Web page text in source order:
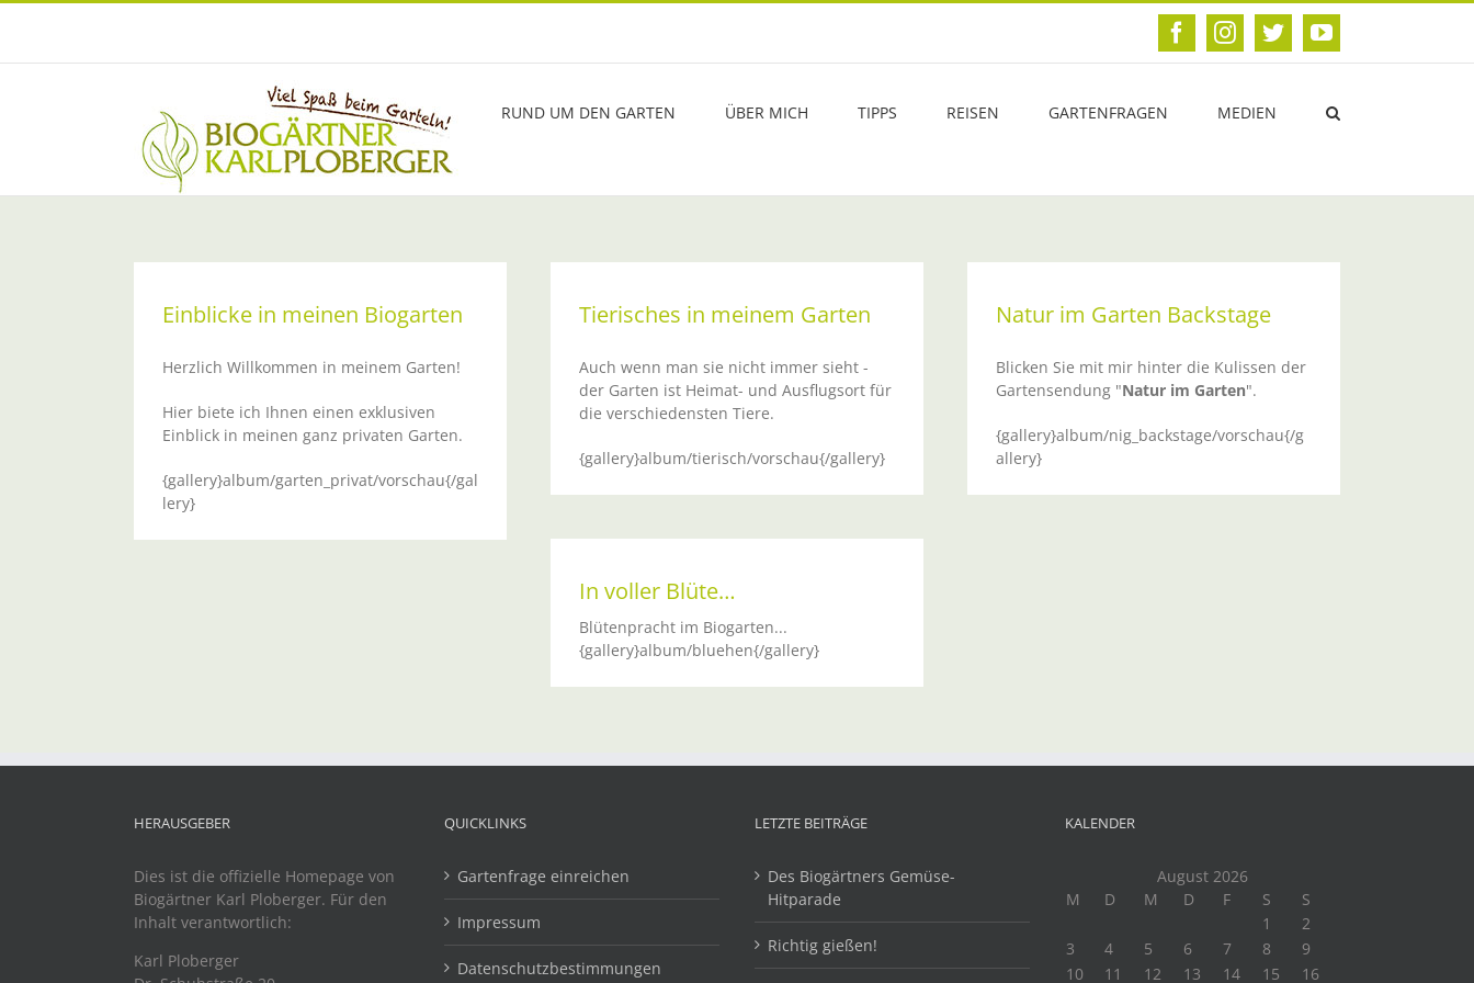
Zum
FacebookInstagram
TwitterYouTube
RUND UM DEN GARTEN ÜBER MICH TIPPS REISEN GARTENFRAGEN MEDIEN
Einblicke in meinen Biogarten
Herzlich Willkommen in meinem Garten!
Hier biete ich Ihnen einen exklusiven
Einblick in meinen ganz privaten Garten.
{gallery}album/garten_privat/vorschau{/gal
lery}
Tierisches in meinem Garten
Auch wenn man sie nicht immer sieht -
der Garten ist Heimat- und Ausflugsort für
die verschiedensten Tiere.
{gallery}album/tierisch/vorschau{/gallery}
Natur im Garten Backstage
Blicken Sie mit mir hinter die Kulissen der
Gartensendung "Natur im Garten".
{gallery}album/nig_backstage/vorschau{/g
allery}
In voller Blüte…
Blütenpracht im Biogarten...
{gallery}album/bluehen{/gallery}
HERAUSGEBER
Dies ist die offizielle Homepage von
Biogärtner Karl Ploberger. Für den
Inhalt verantwortlich:
Karl Ploberger
QUICKLINKS
Gartenfrage einreichen
Impressum
Datenschutzbestimmungen
LETZTE BEITRÄGE
Des Biogärtners Gemüse-
Hitparade
Richtig gießen!
KALENDER
August 2026
M
D M D F S
S
1
2
3
4 5 6 7 8
9
10
11 12 13 14 15 16